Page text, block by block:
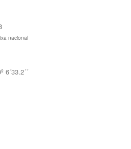
nacional
6´33.2´´